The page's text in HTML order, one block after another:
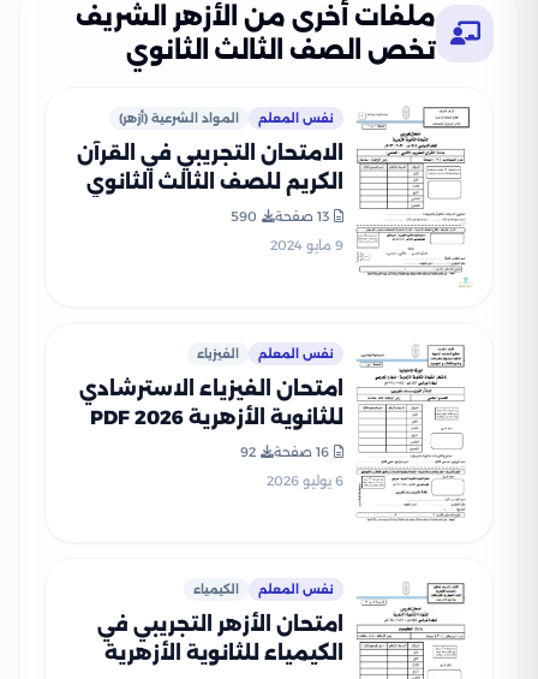
ملفات أخرى من الأزهر الشريف
تخص الصف الثالث الثانوي
نفس المعلم المواد الشرعية (أزهر)
الامتحان التجريبي في القرآن
الكريم للصف الثالث الثانوي
الأزهري 2023
13 صفحة
590
9 مايو 2024
نفس المعلم الفيزياء
امتحان الفيزياء الاسترشادي
للثانوية الأزهرية 2026 PDF
16 صفحة
92
6 يوليو 2026
نفس المعلم الكيمياء
امتحان الأزهر التجريبي في
الكيمياء للثانوية الأزهرية